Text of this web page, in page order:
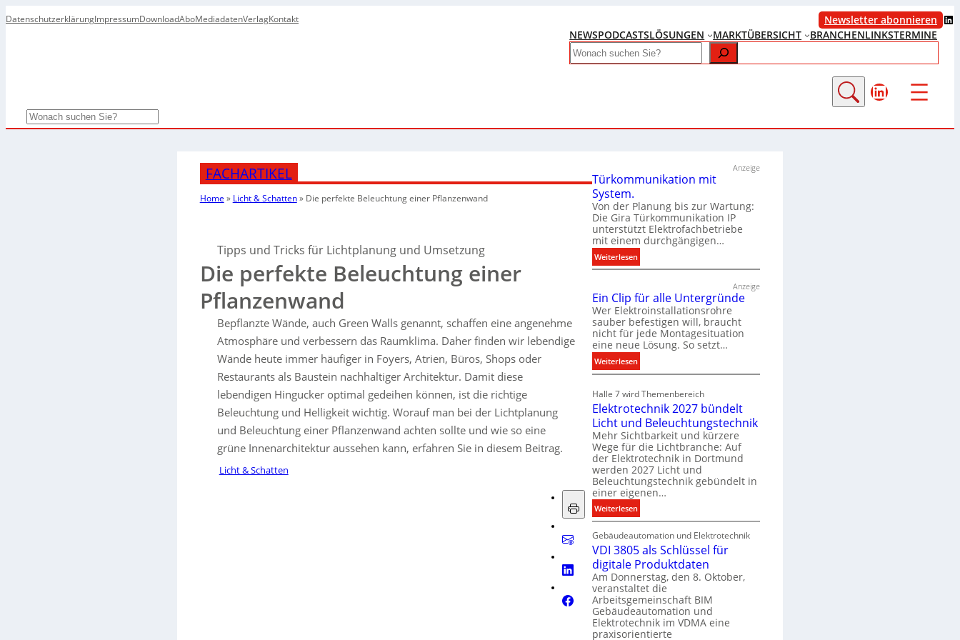
DatenschutzerklärungImpressumDownloadAboMediadatenVerlagKontakt Newsletter abonnieren LinkedIn
NEWSPODCASTSLÖSUNGEN MARKTÜBERSICHT BRANCHENLINKSTERMINE
Search
LinkedIn
Search
FACHARTIKEL
Home » Licht & Schatten» Die perfekte Beleuchtung einer Pflanzenwand
Tipps und Tricks für Lichtplanung und Umsetzung
Die perfekte Beleuchtung einer
Pflanzenwand
Bepflanzte Wände, auch Green Walls genannt, schaffen eine angenehme
Atmosphäre und verbessern das Raumklima. Daher finden wir lebendige
Wände heute immer häufiger in Foyers, Atrien, Büros, Shops oder
Restaurants als Baustein nachhaltiger Architektur. Damit diese
lebendigen Hingucker optimal gedeihen können, ist die richtige
Beleuchtung und Helligkeit wichtig. Worauf man bei der Lichtplanung
und Beleuchtung einer Pflanzenwand achten sollte und wie so eine
grüne Innenarchitektur aussehen kann, erfahren Sie in diesem Beitrag.
Licht & Schatten
Anzeige
Türkommunikation mit
System.
Von der Planung bis zur Wartung:
Die Gira Türkommunikation IP
unterstützt Elektrofachbetriebe
mit einem durchgängigen…
Weiterlesen:
T
r
k
o
m
m
u
n
i
k
a
t
i
o
n
m
i
t
y
s
t
e
m
.
Anzeige
Ein Clip für alle Untergründe
Wer Elektroinstallationsrohre
sauber befestigen will, braucht
nicht für jede Montagesituation
eine neue Lösung. So setzt…
Weiterlesen:
E
C
l
i
p
f
ü
r
a
l
l
e
U
n
t
e
r
g
Halle 7 wird Themenbereich
Elektrotechnik 2027 bündelt
Licht und Beleuchtungstechnik
Mehr Sichtbarkeit und kürzere
Wege für die Lichtbranche: Auf
der Elektrotechnik in Dortmund
werden 2027 Licht und
Beleuchtungstechnik gebündelt in
einer eigenen…
Weiterlesen:
E
l
e
k
t
r
o
t
e
Gebäudeautomation und Elektrotechnik
VDI 3805 als Schlüssel für
digitale Produktdaten
Am Donnerstag, den 8. Oktober,
veranstaltet die
Arbeitsgemeinschaft BIM
Gebäudeautomation und
Elektrotechnik im VDMA eine
praxisorientierte